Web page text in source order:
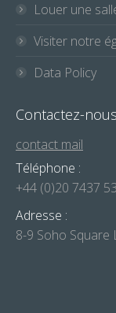
Louer une
Visiter notre
Data Policy
Contactez-nous
contact mail
Téléphone :
+44 (0)20 7437
Adresse :
8-9 Soho Square